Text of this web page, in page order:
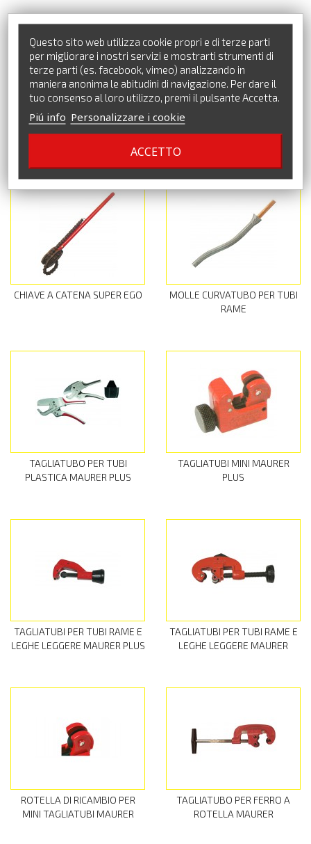
VITE DI CONGIUNZIONE RIDGID
CHIAVE A CATENA SUPER EGO
MOLLE CURVATUBO PER TUBI
RAME
TAGLIATUBO PER TUBI
PLASTICA MAURER PLUS
TAGLIATUBI MINI MAURER
PLUS
TAGLIATUBI PER TUBI RAME E
LEGHE LEGGERE MAURER PLUS
TAGLIATUBI PER TUBI RAME E
LEGHE LEGGERE MAURER
ROTELLA DI RICAMBIO PER
MINI TAGLIATUBI MAURER
TAGLIATUBO PER FERRO A
ROTELLA MAURER
Questo sito web utilizza cookie propri e di terze parti
per migliorare i nostri servizi e mostrarti strumenti di
terze parti (es. facebook, vimeo) analizzando in
maniera anonima le abitudini di navigazione. Per dare il
tuo consenso al loro utilizzo, premi il pulsante Accetta.
Piú info Personalizzare i cookie
ACCETTO